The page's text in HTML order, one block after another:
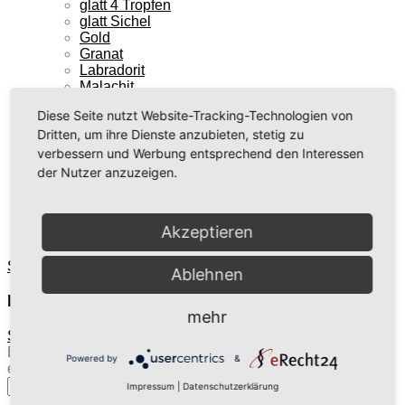
glatt 4 Tropfen
glatt Sichel
Gold
Granat
Labradorit
Malachit
modern 2 Tropfen
Mondstein
Opal
Pietersit
Rosenquarz
Tuerkis
Startseite Rhodo...
Rhodo...
Startseite
Es wurden keine Produkte gefunden, die Ihrer Auswahl
entsprechen.
nach:
Diese Seite nutzt Website-Tracking-Technologien von
Dritten, um ihre Dienste anzubieten, stetig zu
verbessern und Werbung entsprechend den Interessen
der Nutzer anzuzeigen.
Akzeptieren
Ablehnen
mehr
Powered by &
Impressum Datenschutzerklärung